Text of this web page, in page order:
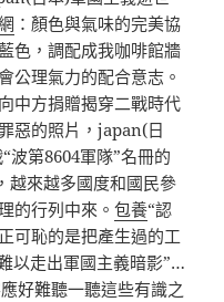
：顏色與氣味的完美協
色，調配成我咖啡館牆
公理氣力的配合意志。
中方捐贈揭穿二戰時代
惡的照片，japan(日
波第8604軍隊”名冊的
來越多國度和國民參
的行列中來。包養“認
可恥的是把產生過的工
以走出軍國主義暗影”…
好難聽一聽這些有識之